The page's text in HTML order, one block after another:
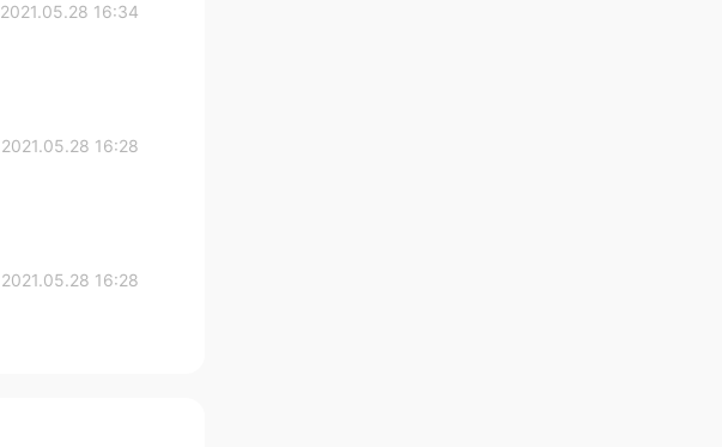
2021.05.28 16:34
2021.05.28 16:28
2021.05.28 16:28